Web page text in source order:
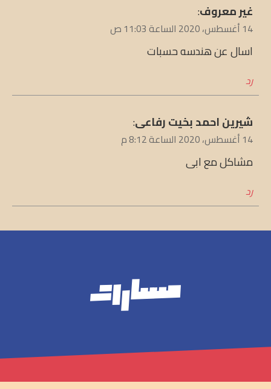
يقول
غير معروف:
14 أغسطس، 2020 الساعة 11:03 ص
اسال عن هندسه حسبات
رد
يقول
شيرين احمد بخيت رفاعى:
14 أغسطس، 2020 الساعة 8:12 م
مشاكل مع ابى
رد